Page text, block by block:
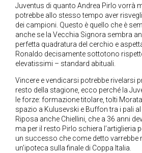
Juventus di quanto Andrea Pirlo vorrà
potrebbe allo stesso tempo aver
dei campioni. Questo è quello che è
anche se la Vecchia Signora sembra
perfetta quadratura del cerchio e
Ronaldo decisamente sottotono
elevatissimi – standard abituali.
Vincere e vendicarsi potrebbe rivelarsi
resto della stagione, ecco perché la
le forze: formazione titolare, tolti
spazio a Kulusevski e Buffon tra i pali
Riposa anche Chiellini, che a 36 anni
ma per il resto Pirlo schiera l’artiglieria
un successo che come detto varrebbe
un’ipoteca sulla finale di Coppa Italia.